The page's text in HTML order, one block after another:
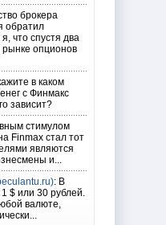
брокера
обратил
что спустя два
рынке опционов
в каком
с Финмакс
зависит?
стимулом
Finmax стал тот
являются
и...
: В
$ или 30 рублей.
валюте,